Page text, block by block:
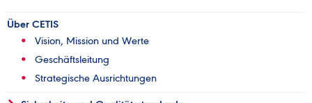
Über CETIS
Vision, Mission und Werte
Geschäftsleitung
Strategische Ausrichtungen